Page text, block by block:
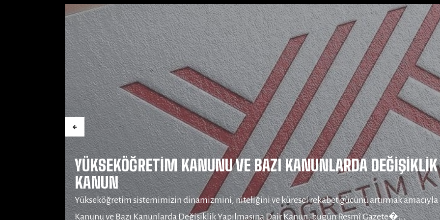
İki İngiliz Üniversitesi Birleşerek “Süper Üniversite”
Öğrenciyi Etkileyecek
Birleşik Krallık’ta yükseköğretim kurumlarının ciddi finansal darboğazlarla mücadele ettiği bir
University of Kent güçlerini bir birleşme kararıyla birleştirdi. Pazartesi günü ka...